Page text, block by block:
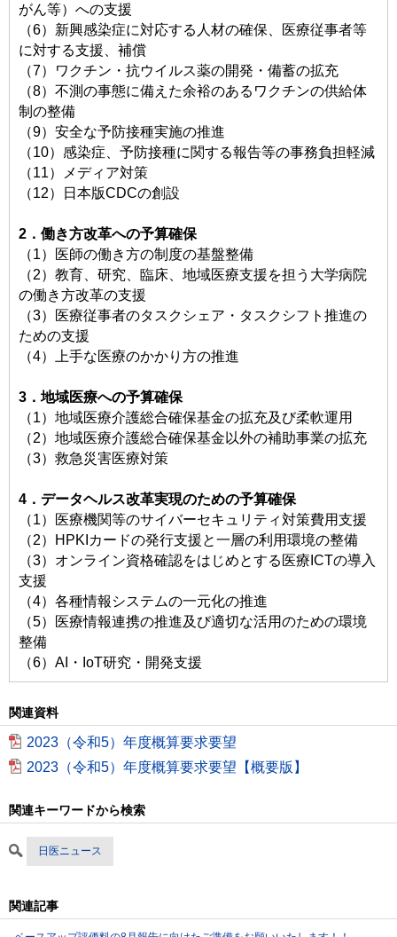
がん等）への支援
（6）新興感染症に対応する人材の確保、医療従事者等
に対する支援、補償
（7）ワクチン・抗ウイルス薬の開発・備蓄の拡充
（8）不測の事態に備えた余裕のあるワクチンの供給体
制の整備
（9）安全な予防接種実施の推進
（10）感染症、予防接種に関する報告等の事務負担軽減
（11）メディア対策
（12）日本版CDCの創設
2．働き方改革への予算確保
（1）医師の働き方の制度の基盤整備
（2）教育、研究、臨床、地域医療支援を担う大学病院
の働き方改革の支援
（3）医療従事者のタスクシェア・タスクシフト推進の
ための支援
（4）上手な医療のかかり方の推進
3．地域医療への予算確保
（1）地域医療介護総合確保基金の拡充及び柔軟運用
（2）地域医療介護総合確保基金以外の補助事業の拡充
（3）救急災害医療対策
4．データヘルス改革実現のための予算確保
（1）医療機関等のサイバーセキュリティ対策費用支援
（2）HPKIカードの発行支援と一層の利用環境の整備
（3）オンライン資格確認をはじめとする医療ICTの導入
支援
（4）各種情報システムの一元化の推進
（5）医療情報連携の推進及び適切な活用のための環境
整備
（6）AI・IoT研究・開発支援
関連資料
2023（令和5）年度概算要求要望
2023（令和5）年度概算要求要望【概要版】
関連キーワードから検索
日医ニュース
関連記事